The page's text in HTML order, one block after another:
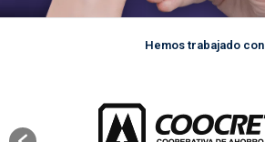
Hemos trabajado con